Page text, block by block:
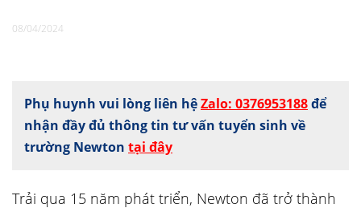
08/04/2024
Phụ huynh vui lòng liên hệZalo: 0376953188để
nhận đầy đủ thông tin tư vấn tuyển sinh về
trường Newton tại đây
Trải qua 15 năm phát triển, Newton đã trở thành